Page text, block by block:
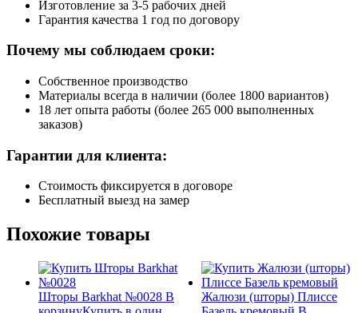
Изготовление за 3-5 рабочих дней
Гарантия качества 1 год по договору
Почему мы соблюдаем сроки:
Собственное производство
Материалы всегда в наличии (более 1800 вариантов)
18 лет опыта работы (более 265 000 выполненных
заказов)
Гарантии для клиента:
Стоимость фиксируется в договоре
Бесплатный выезд на замер
Похожие товары
Шторы Barkhat №0028 В
Жалюзи (шторы) Плиссе